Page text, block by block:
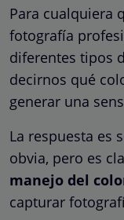
Para cualquiera
fotografía
diferentes tipos
decirnos qué
generar una
La respuesta es
obvia, pero es
manejo del
capturar